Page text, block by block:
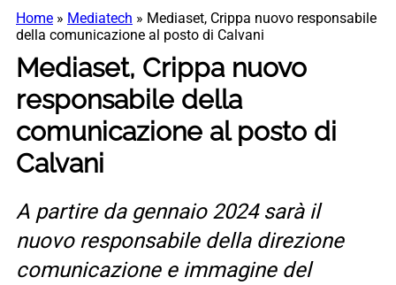
Home » Mediatech » Mediaset, Crippa nuovo responsabile
della comunicazione al posto di Calvani
Mediaset, Crippa nuovo
responsabile della
comunicazione al posto di
Calvani
A partire da gennaio 2024 sarà il
nuovo responsabile della direzione
comunicazione e immagine del